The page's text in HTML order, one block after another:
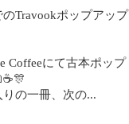
Travookポップアップ
Coffeeにて古本ポップ
の一冊、次の...